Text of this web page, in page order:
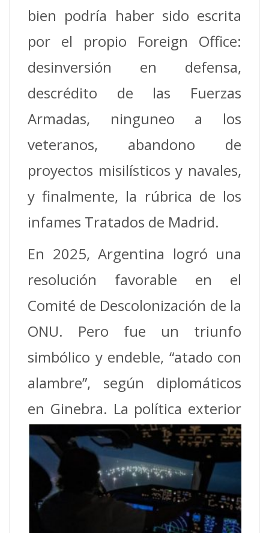
bien podría haber sido escrita
por el propio Foreign Office:
desinversión en defensa,
descrédito de las Fuerzas
Armadas, ninguneo a los
veteranos, abandono de
proyectos misilísticos y navales,
y finalmente, la rúbrica de los
infames Tratados de Madrid.
En 2025, Argentina logró una
resolución favorable en el
Comité de Descolonización de la
ONU. Pero fue un triunfo
simbólico y endeble, “atado con
alambre”, según diplomáticos
en Ginebra. La política exterior